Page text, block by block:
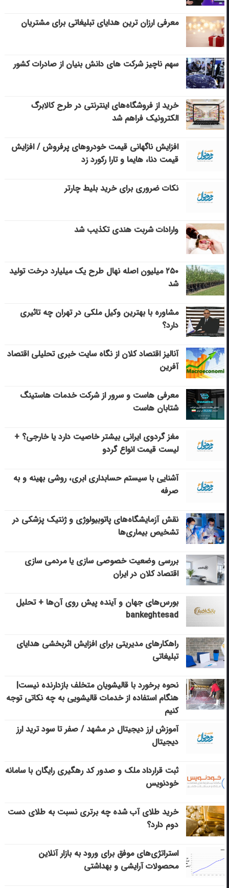
معرفی ارزان ترین هدایای تبلیغاتی برای مشتریان
سهم ناچیز شرکت های دانش بنیان از صادرات کشور
خرید از فروشگاه‌های اینترنتی در طرح کالابرگ
الکترونیک فراهم شد
افزایش ناگهانی قیمت خودروهای پرفروش / افزایش
قیمت دنا، هایما و تارا رکورد زد
نکات ضروری برای خرید بلیط چارتر
وارادات شربت هندی تکذیب شد
۲۵۰ میلیون اصله نهال طرح یک میلیارد درخت تولید
شد
مشاوره با بهترین وکیل ملکی در تهران چه تاثیری
دارد؟
آنالیز اقتصاد کلان از نگاه سایت خبری تحلیلی اقتصاد
آفرین
معرفی هاست و سرور از شرکت خدمات هاستینگ
شتابان هاست
مغز گردوی ایرانی بیشتر خاصیت دارد یا خارجی؟ +
لیست قیمت انواع گردو
آشنایی با سیستم حسابداری ابری، روشی بهینه و به
صرفه
نقش آزمایشگاه‌های پاتوبیولوژی و ژنتیک پزشکی در
تشخیص بیماری‌ها
بررسی وضعیت خصوصی سازی یا مردمی سازی
اقتصاد کلان در ایران
بورس‌های جهان و آینده پیش روی آن‌ها + تحلیل
bankeghtesad
راهکارهای مدیریتی برای افزایش اثربخشی هدایای
تبلیغاتی
نحوه برخورد با قالیشویان متخلف بازدارنده نیست|
هنگام استفاده از خدمات قالیشویی به چه نکاتی توجه
کنیم
آموزش ارز دیجیتال در مشهد / صفر تا سود ترید ارز
دیجیتال
ثبت قرارداد ملک و صدور کد رهگیری رایگان با سامانه
خودنویس
خرید طلای آب شده چه برتری نسبت به طلای دست
دوم دارد؟
استراتژی‌های موفق برای ورود به بازار آنلاین
محصولات آرایشی و بهداشتی